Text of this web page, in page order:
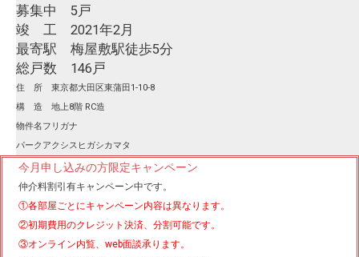
募集中 5戸
竣 工 2021年2月
最寄駅 梅屋敷駅徒歩5分
総戸数 146戸
住 所 東京都大田区東蒲田1-10-8
構 造 地上8階 RC造
物件名フリガナ
パークアクシスヒガシカマタ
今月申し込みの方限定キャンペーン
仲介料割引有キャンペーン中です。
①各部屋ごとにキャンペーン内容は異なります。
②初期費用のクレジット決済、分割可能です。
③オンライン内覧、web面談承ります。